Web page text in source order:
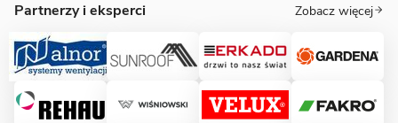
Partnerzy i eksperci Zobacz więcej